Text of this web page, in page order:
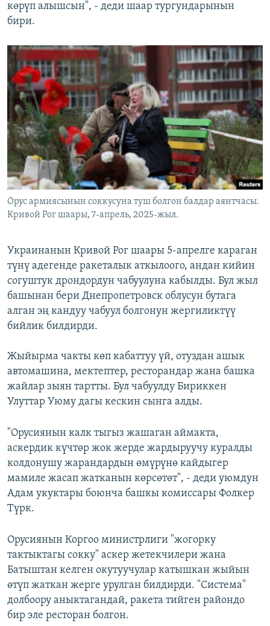
көрүп алышсын", - деди шаар тургундарынын
бири.
Орус армиясынын соккусуна туш болгон балдар аянтчасы.
Кривой Рог шаары, 7-апрель, 2025-жыл.
Украинанын Кривой Рог шаары 5-апрелге караган
түнү адегенде ракеталык аткылоого, андан кийин
согуштук дрондордун чабуулуна кабылды. Бул жыл
башынан бери Днепропетровск облусун бутага
алган эң кандуу чабуул болгонун жергиликтүү
бийлик билдирди.
Жыйырма чакты көп кабаттуу үй, отуздан ашык
автомашина, мектептер, ресторандар жана башка
жайлар зыян тартты. Бул чабуулду Бириккен
Улуттар Уюму дагы кескин сынга алды.
"Орусиянын калк тыгыз жашаган аймакта,
аскердик күчтөр жок жерде жардыруучу куралды
колдонушу жарандардын өмүрүнө кайдыгер
мамиле жасап жатканын көрсөтөт", - деди уюмдун
Адам укуктары боюнча башкы комиссары Фолкер
Түрк.
Орусиянын Коргоо министрлиги "жогорку
тактыктагы сокку" аскер жетекчилери жана
Батыштан келген окутуучулар катышкан жыйын
өтүп жаткан жерге урулган билдирди. "Система"
долбоору аныктагандай, ракета тийген райондо
бир эле ресторан болгон.